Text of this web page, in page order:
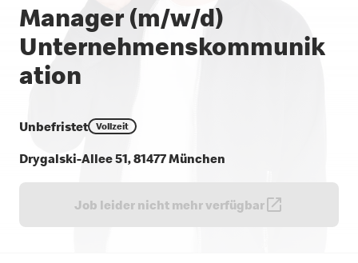
Manager (m/w/d)
Unternehmenskommunik
ation
Unbefristet Vollzeit
Drygalski-Allee 51, 81477 München
Job leider nicht mehr verfügbar